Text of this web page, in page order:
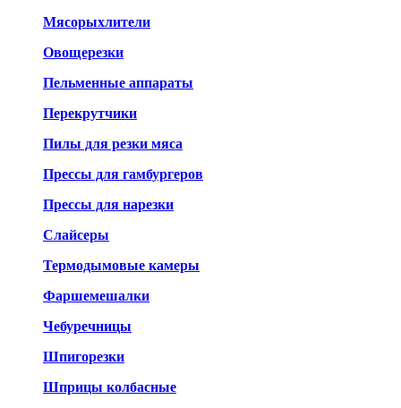
Мясорыхлители
Овощерезки
Пельменные аппараты
Перекрутчики
Пилы для резки мяса
Прессы для гамбургеров
Прессы для нарезки
Слайсеры
Термодымовые камеры
Фаршемешалки
Чебуречницы
Шпигорезки
Шприцы колбасные